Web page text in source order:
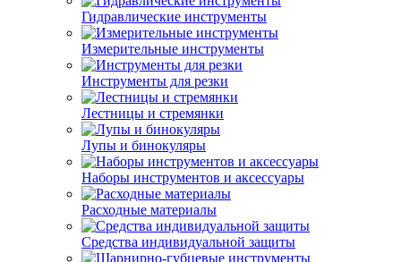
Гидравлические инструменты
Измерительные инструменты
Инструменты для резки
Лестницы и стремянки
Лупы и бинокуляры
Наборы инструментов и аксессуары
Расходные материалы
Средства индивидуальной защиты